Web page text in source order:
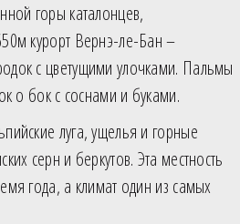
горы каталонцев,
курорт Вернэ-ле-Бан –
с цветущими улочками. Пальмы
о бок с соснами и буками.
луга, ущелья и горные
серн и беркутов. Эта местность
года, а климат один из самых